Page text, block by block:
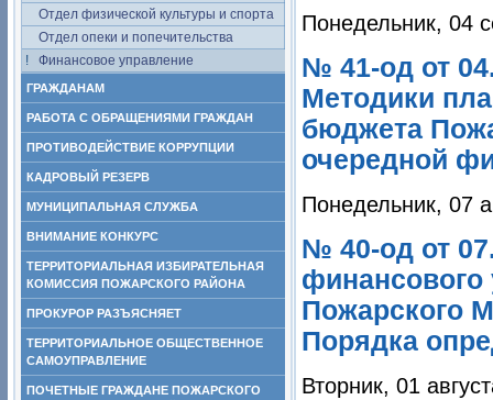
Отдел физической культуры и спорта
Отдел опеки и попечительства
Финансовое управление
ГРАЖДАНАМ
РАБОТА С ОБРАЩЕНИЯМИ ГРАЖДАН
ПРОТИВОДЕЙСТВИЕ КОРРУПЦИИ
КАДРОВЫЙ РЕЗЕРВ
МУНИЦИПАЛЬНАЯ СЛУЖБА
ВНИМАНИЕ КОНКУРС
ТЕРРИТОРИАЛЬНАЯ ИЗБИРАТЕЛЬНАЯ
КОМИССИЯ ПОЖАРСКОГО РАЙОНА
ПРОКУРОР РАЗЪЯСНЯЕТ
ТЕРРИТОРИАЛЬНОЕ ОБЩЕСТВЕННОЕ
САМОУПРАВЛЕНИЕ
ПОЧЕТНЫЕ ГРАЖДАНЕ ПОЖАРСКОГО
Понедельник, 04
№ 41-од от
Методики
бюджета
очередной
Понедельник, 07
№ 40-од от
финансового
Пожарского
Порядка
Вторник, 01